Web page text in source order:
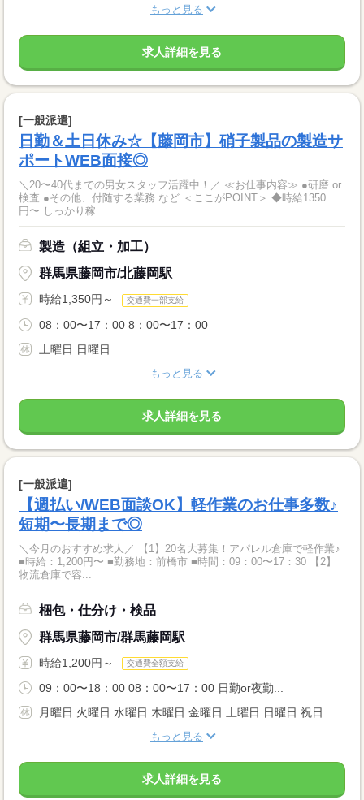
もっと見る
求人詳細を見る
[一般派遣]
日勤＆土日休み☆【藤岡市】硝子製品の製造サ
ポートWEB面接◎
＼20〜40代までの男女スタッフ活躍中！／ ≪お仕事内容≫ ●研磨 or
検査 ●その他、付随する業務 など ＜ここがPOINT＞ ◆時給1350
円〜 しっかり稼...
製造（組立・加工）
群馬県藤岡市/北藤岡駅
時給1,350円～ 交通費一部支給
08：00〜17：00 8：00〜17：00
土曜日 日曜日
もっと見る
求人詳細を見る
[一般派遣]
【週払い/WEB面談OK】軽作業のお仕事多数♪
短期〜長期まで◎
＼今月のおすすめ求人／ 【1】20名大募集！アパレル倉庫で軽作業♪
■時給：1,200円〜 ■勤務地：前橋市 ■時間：09：00〜17：30 【2】
物流倉庫で容...
梱包・仕分け・検品
群馬県藤岡市/群馬藤岡駅
時給1,200円～ 交通費全額支給
09：00〜18：00 08：00〜17：00 日勤or夜勤...
月曜日 火曜日 水曜日 木曜日 金曜日 土曜日 日曜日 祝日
もっと見る
求人詳細を見る